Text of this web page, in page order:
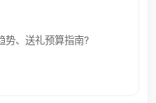
势、送礼预算指南?